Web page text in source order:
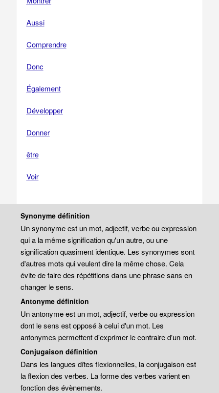
Aussi
Comprendre
Donc
Également
Développer
Donner
être
Voir
Synonyme définition
Un synonyme est un mot, adjectif, verbe ou expression
qui a la même signification qu'un autre, ou une
signification quasiment identique. Les synonymes sont
d'autres mots qui veulent dire la même chose. Cela
évite de faire des répétitions dans une phrase sans en
changer le sens.
Antonyme définition
Un antonyme est un mot, adjectif, verbe ou expression
dont le sens est opposé à celui d'un mot. Les
antonymes permettent d'exprimer le contraire d'un mot.
Conjugaison définition
Dans les langues dîtes flexionnelles, la conjugaison est
la flexion des verbes. La forme des verbes varient en
fonction des évènements.